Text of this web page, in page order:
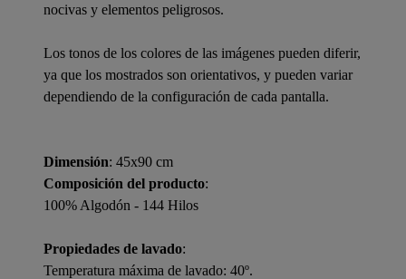
nocivas y elementos peligrosos.
Los tonos de los colores de las imágenes pueden diferir,
ya que los mostrados son orientativos, y pueden variar
dependiendo de la configuración de cada pantalla.
Dimensión: 45x90 cm
Composición del producto:
100% Algodón - 144 Hilos
Propiedades de lavado:
Temperatura máxima de lavado: 40º.